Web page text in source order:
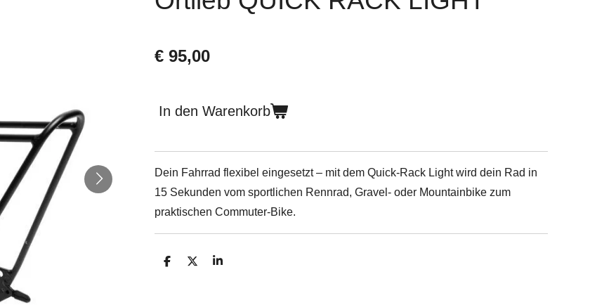
€ 95,00
In den Warenkorb
Dein Fahrrad flexibel eingesetzt – mit dem Quick-Rack Light wird dein Rad in
15 Sekunden vom sportlichen Rennrad, Gravel- oder Mountainbike zum
praktischen Commuter-Bike.
T
T
T